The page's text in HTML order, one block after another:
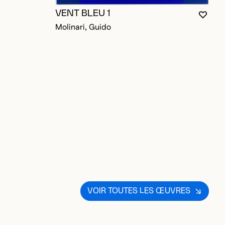
VENT BLEU 1
Molinari, Guido
VOIR TOUTES LES ŒUVRES